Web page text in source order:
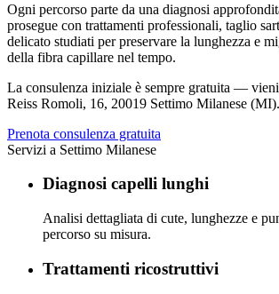
Ogni percorso parte da una diagnosi
prosegue con trattamenti professionali, taglio
delicato studiati per preservare la lunghezza e
della fibra capillare nel tempo.
La consulenza iniziale è sempre gratuita —
Reiss Romoli, 16, 20019 Settimo Milanese (MI).
Prenota consulenza gratuita
Servizi a Settimo Milanese
Diagnosi capelli lunghi
Analisi dettagliata di cute, lunghezze e
percorso su misura.
Trattamenti ricostruttivi